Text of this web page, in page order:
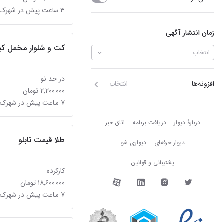
زمان انتشار آگهی
انتخاب
افزونه‌ها انتخاب
دربارهٔ دیوار دربارهٔ دیوار دریافت برنامه اتاق خبر
دیوار حرفه‌ای دیواری شو
پشتیبانی و قوانین
دیوار در شبکه‌های
۳ ساعت پیش در شهرک فردوس (حسینی)
کت و شلوار مخمل
در حد نو
۲,۲۰۰,۰۰۰ تومان
۷ ساعت پیش در شهرک فردوس (حسینی)
طلا قیمت تابلو
کارکرده
۱۸,۶۰۰,۰۰۰ تومان
۷ ساعت پیش در شهرک فردوس (حسینی)